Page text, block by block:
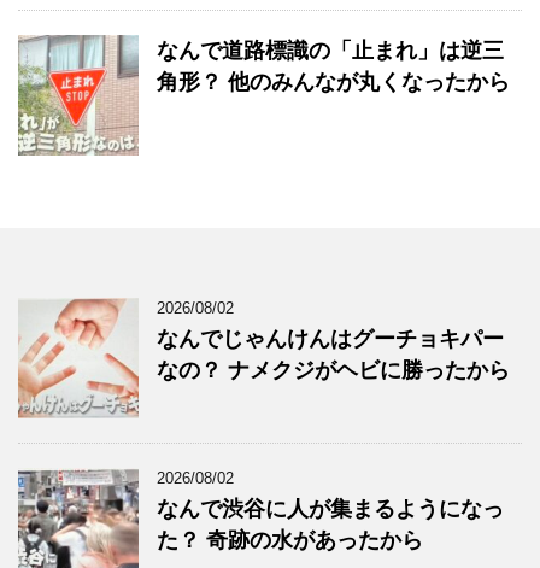
なんで道路標識の「止まれ」は逆三
角形？ 他のみんなが丸くなったから
2026/08/02
なんでじゃんけんはグーチョキパー
なの？ ナメクジがヘビに勝ったから
2026/08/02
なんで渋谷に人が集まるようになっ
た？ 奇跡の水があったから